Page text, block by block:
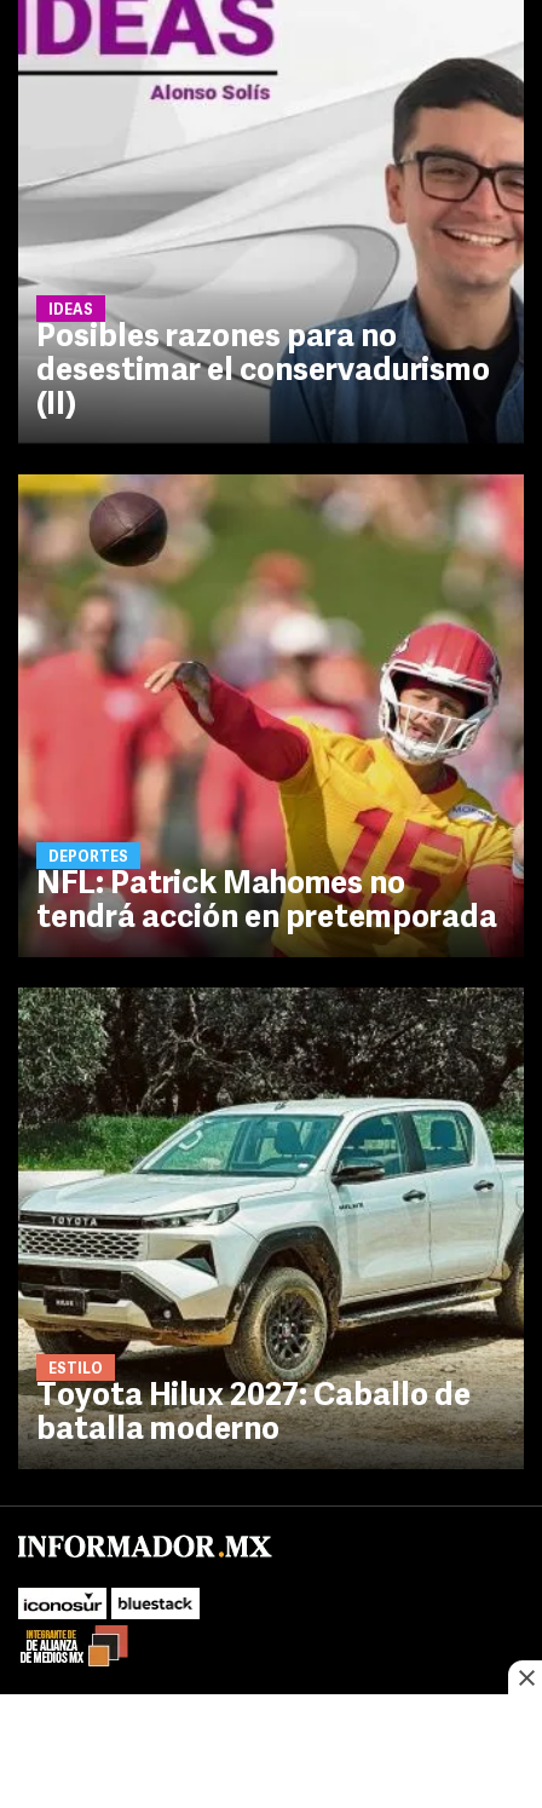
IDEAS
Posibles razones para no
desestimar el conservadurismo
(II)
DEPORTES
NFL: Patrick Mahomes no
tendrá acción en pretemporada
ESTILO
Toyota Hilux 2027: Caballo de
batalla moderno